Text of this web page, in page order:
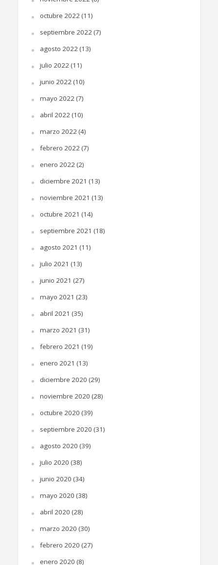
octubre 2022(11)
septiembre 2022(7)
agosto 2022(13)
julio 2022(11)
junio 2022(10)
mayo 2022(7)
abril 2022(10)
marzo 2022(4)
febrero 2022(7)
enero 2022(2)
diciembre 2021 (13)
noviembre 2021 (13)
octubre 2021 (14)
septiembre 2021 (18)
agosto 2021 (11)
julio 2021 (13)
junio 2021 (27)
mayo 2021 (23)
abril 2021 (35)
marzo 2021 (31)
febrero 2021 (19)
enero 2021 (13)
diciembre 2020 (29)
noviembre 2020 (28)
octubre 2020 (39)
septiembre 2020 (31)
agosto 2020 (39)
julio 2020 (38)
junio 2020 (34)
mayo 2020 (38)
abril 2020 (28)
marzo 2020 (30)
febrero 2020 (27)
enero 2020 (8)